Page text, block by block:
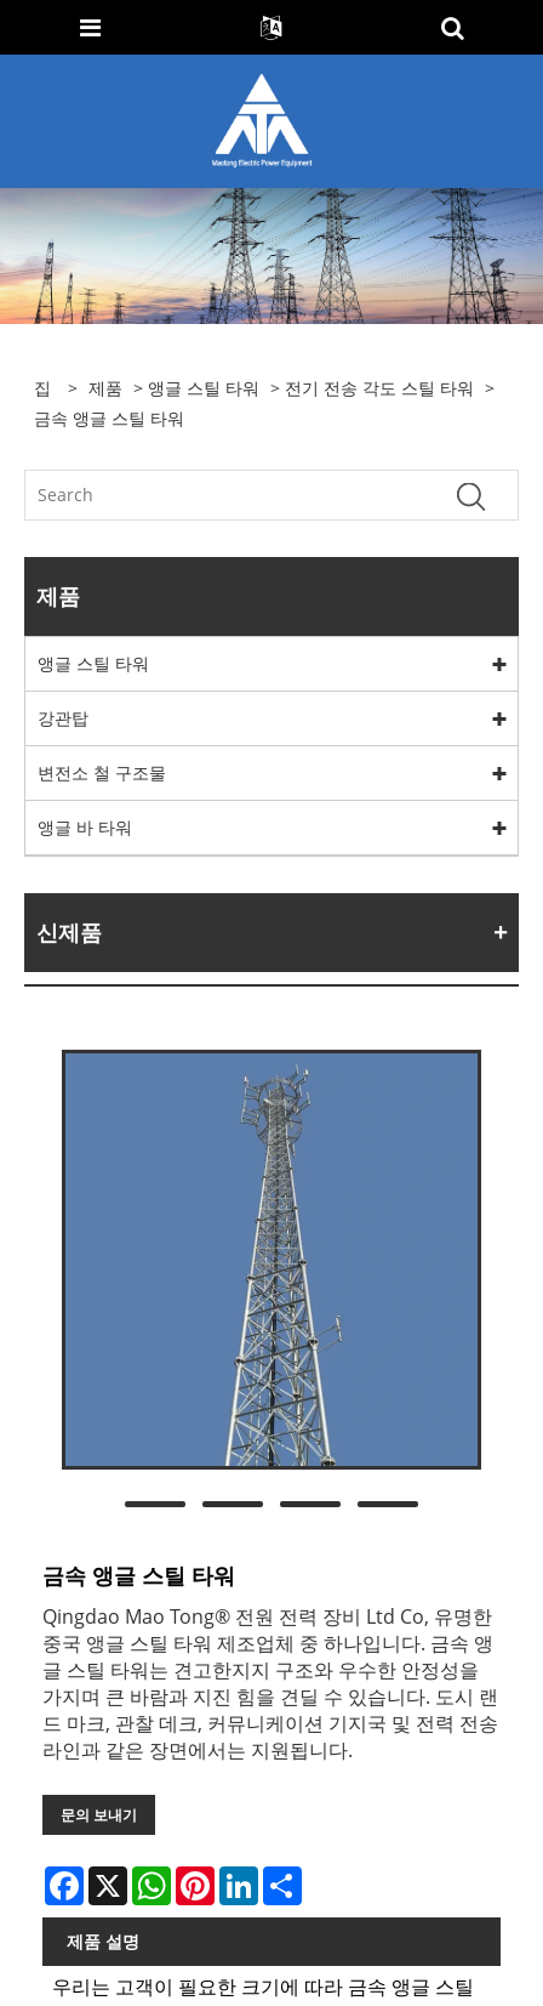
집 > 제품 > 앵글 스틸 타워 > 전기 전송 각도 스틸 타워 >
금속 앵글 스틸 타워
제품
앵글 스틸 타워
강관탑
변전소 철 구조물
앵글 바 타워
신제품
금속 앵글 스틸 타워
Qingdao Mao Tong® 전원 전력 장비 Ltd Co, 유명한
중국 앵글 스틸 타워 제조업체 중 하나입니다. 금속 앵
글 스틸 타워는 견고한지지 구조와 우수한 안정성을
가지며 큰 바람과 지진 힘을 견딜 수 있습니다. 도시 랜
드 마크, 관찰 데크, 커뮤니케이션 기지국 및 전력 전송
라인과 같은 장면에서는 지원됩니다.
문의 보내기
Facebook
X WhatsAppPinterestLinkedIn
제품 설명
우리는 고객이 필요한 크기에 따라 금속 앵글 스틸